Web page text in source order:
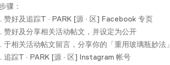
骤：
赞好及追踪T · PARK [源 · 区] Facebook 专页
赞好及分享相关活动帖文，并设定为公开
于相关活动帖文留言，分享你的「重用玻璃瓶妙法」
追踪T · PARK [源 · 区] Instagram 帐号